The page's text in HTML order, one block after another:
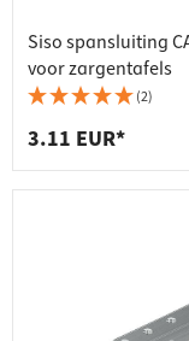
Siso spansluiting
voor zargentafels
(2)
3.11 EUR*